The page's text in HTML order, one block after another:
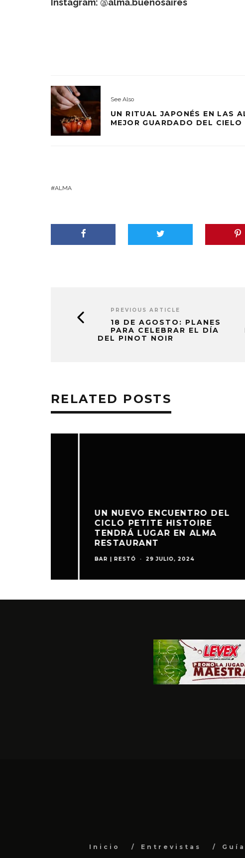
Instagram: @alma.buenosaires
See Also
UN RITUAL JAPONÉS EN LAS
MEJOR GUARDADO DEL CIELO
ALMA
PREVIOUS ARTICLE
18 DE AGOSTO: PLANES
PARA CELEBRAR EL DÍA
DEL PINOT NOIR
RELATED POSTS
UN NUEVO ENCUENTRO DEL
CICLO PETITE HISTOIRE
TENDRÁ LUGAR EN ALMA
RESTAURANT
BAR | RESTÓ · 29 JULIO, 2024
Inicio Entrevistas